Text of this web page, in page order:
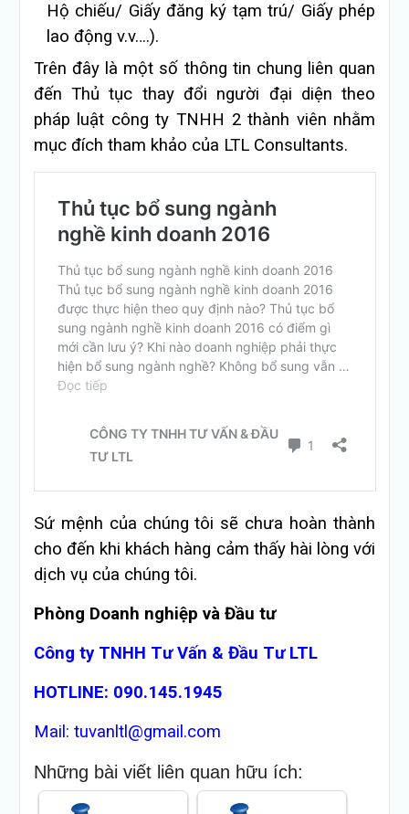
Hộ chiếu/ Giấy đăng ký tạm trú/ Giấy phép
lao động v.v….).
Trên đây là một số thông tin chung liên quan
đến Thủ tục thay đổi người đại diện theo
pháp luật công ty TNHH 2 thành viên nhằm
mục đích tham khảo của LTL Consultants.
Sứ mệnh của chúng tôi sẽ chưa hoàn thành
cho đến khi khách hàng cảm thấy hài lòng với
dịch vụ của chúng tôi.
Phòng Doanh nghiệp và Đầu tư
Công ty TNHH Tư Vấn & Đầu Tư LTL
HOTLINE: 090.145.1945
Mail: tuvanltl@gmail.com
Những bài viết liên quan hữu ích: